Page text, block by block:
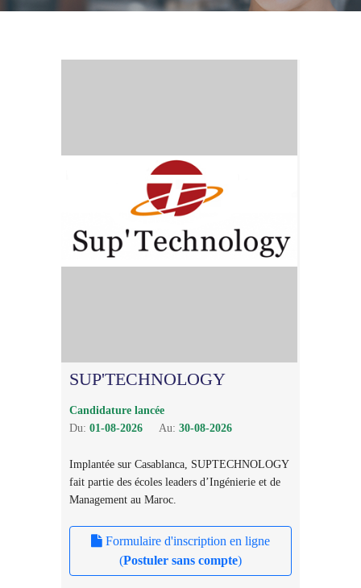
SUP'TECHNOLOGY
Candidature lancée
Du: 01-08-2026 Au: 30-08-2026
Implantée sur Casablanca, SUPTECHNOLOGY
fait partie des écoles leaders d’Ingénierie et de
Management au Maroc.
Formulaire d'inscription en ligne
(Postuler sans compte)